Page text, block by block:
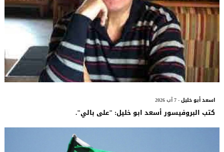
اسعد أبو خليل- 7 آب 2026
كتب البروفيسور أسعد ابو خليل: "على بالي".